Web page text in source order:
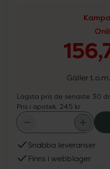
Gäller
Lägsta pris de senaste 30
Pris i apotek: 245 kr
Snabba leveranser
Finns i webblager